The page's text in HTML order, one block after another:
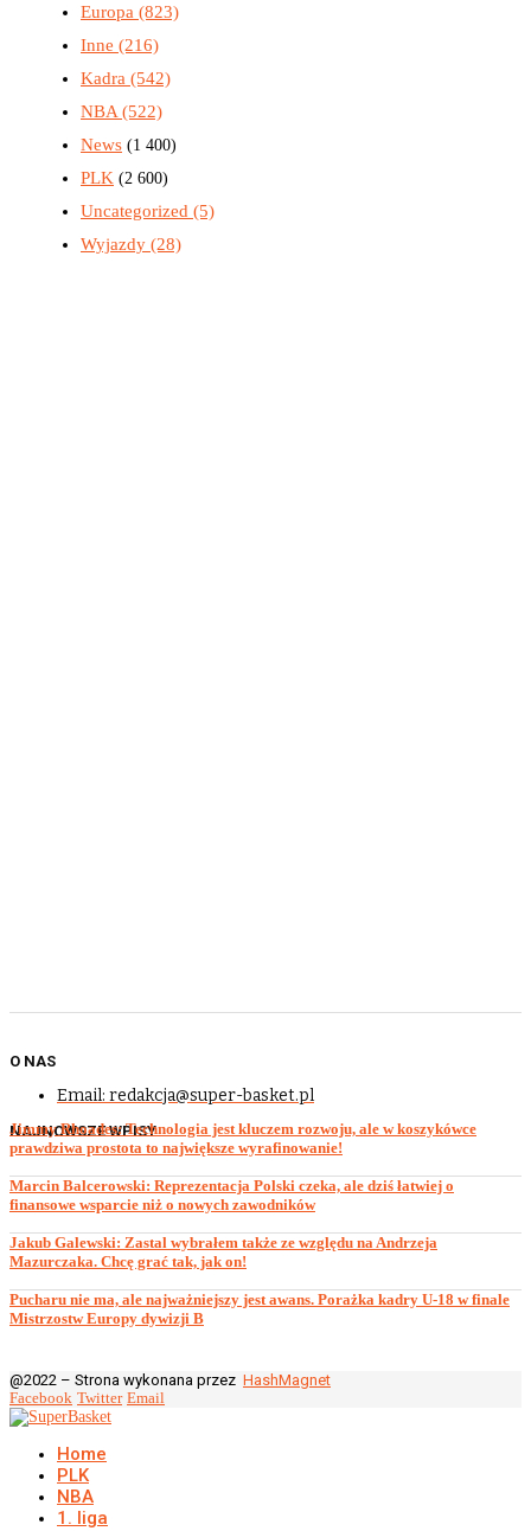
Europa (823)
Inne (216)
Kadra (542)
NBA (522)
News (1 400)
PLK (2 600)
Uncategorized (5)
Wyjazdy (28)
O NAS
Email: redakcja@super-basket.pl
NAJNOWSZE WPISY
Jimmy Rhoades: Technologia jest kluczem rozwoju, ale w koszykówce
prawdziwa prostota to największe wyrafinowanie!
Marcin Balcerowski: Reprezentacja Polski czeka, ale dziś łatwiej o
finansowe wsparcie niż o nowych zawodników
Jakub Galewski: Zastal wybrałem także ze względu na Andrzeja
Mazurczaka. Chcę grać tak, jak on!
Pucharu nie ma, ale najważniejszy jest awans. Porażka kadry U-18 w finale
Mistrzostw Europy dywizji B
@2022 – Strona wykonana przez HashMagnet
Facebook Twitter Email
Home
PLK
NBA
1. liga